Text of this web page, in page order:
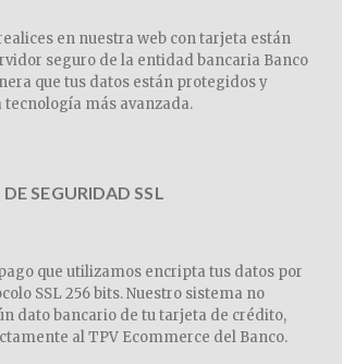
en nuestra web con tarjeta están
seguro de la entidad bancaria Banco
que tus datos están protegidos y
más avanzada.
SEGURIDAD SSL
que utilizamos encripta tus datos por
SSL 256 bits. Nuestro sistema no
dato bancario de tu tarjeta de crédito,
al TPV Ecommerce del Banco.